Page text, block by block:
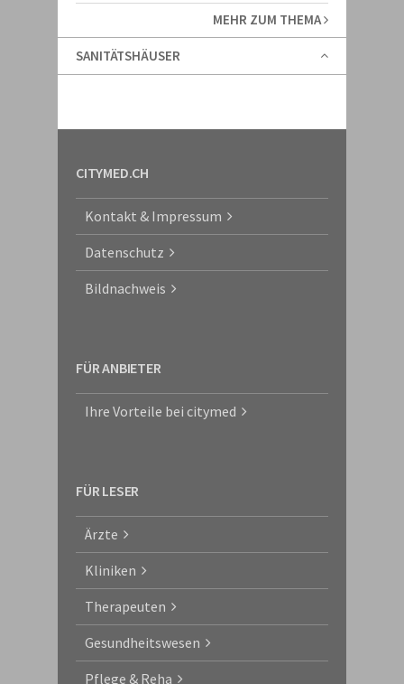
MEHR ZUM THEMA
SANITÄTSHÄUSER
CITYMED.CH
Kontakt & Impressum
Datenschutz
Bildnachweis
FÜR ANBIETER
Ihre Vorteile bei citymed
FÜR LESER
Ärzte
Kliniken
Therapeuten
Gesundheitswesen
Pflege & Reha